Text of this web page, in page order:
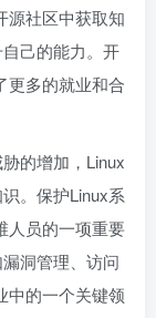
源社区中获取知
己的能力。开
更多的就业和合
的增加，Linux
。保护Linux系
人员的一项重要
洞管理、访问
中的一个关键领